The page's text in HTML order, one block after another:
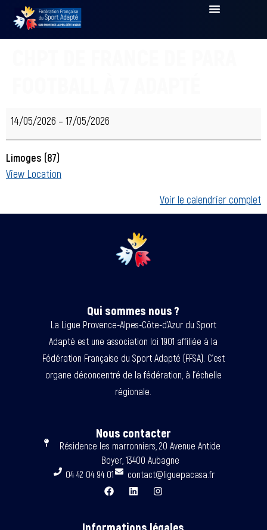
14/05/2026 – 17/05/2026
Limoges (87)
View Location
Voir le calendrier complet
Qui sommes nous ?
La Ligue Provence-Alpes-Côte-d’Azur du Sport
Adapté est une association loi 1901 affiliée à la
Fédération Française du Sport Adapté (FFSA). C’est
organe déconcentré de la fédération, à l’échelle
régionale.
Nous contacter
Résidence les marronniers, 20 Avenue Antide
Boyer, 13400 Aubagne
04 42 04 94 01
contact@liguepacasa.fr
Informations légales